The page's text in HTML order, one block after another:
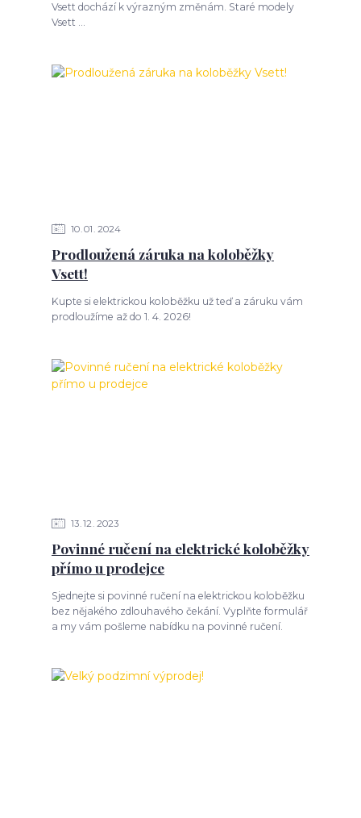
Vsett dochází k výrazným změnám. Staré modely
Vsett ...
10 01 2024
Prodloužená záruka na koloběžky
Vsett!
Kupte si elektrickou koloběžku už teď a záruku vám
prodloužíme až do 1. 4. 2026!
13 12 2023
Povinné ručení na elektrické koloběžky
přímo u prodejce
Sjednejte si povinné ručení na elektrickou koloběžku
bez nějakého zdlouhavého čekání. Vyplňte formulář
a my vám pošleme nabídku na povinné ručení.